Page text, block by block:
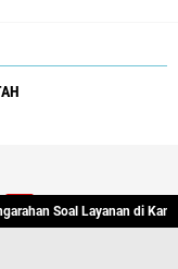
Soal Layanan di Kanwil